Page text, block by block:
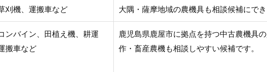
刈機、運搬車など
大隅・薩摩地域の農機具も相談候補にでき
ンバイン、田植え機、耕運
搬車など
鹿児島県鹿屋市に拠点を持つ中古農機具
作・畜産農機も相談しやすい候補です。